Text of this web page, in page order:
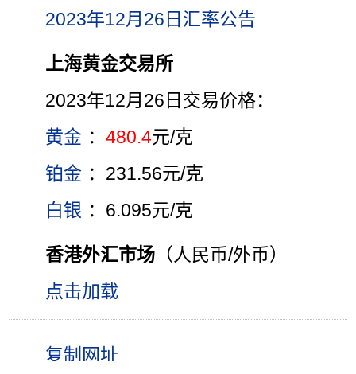
2023年12月26日汇率公告
上海黄金交易所
2023年12月26日交易价格：
黄金 ：480.4元/克
铂金 ：231.56元/克
白银 ：6.095元/克
香港外汇市场 （人民币/外币）
点击加载